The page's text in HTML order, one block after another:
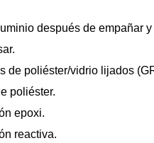
después de empañar y
de poliéster/vidrio lijados
poliéster.
epoxi.
reactiva.